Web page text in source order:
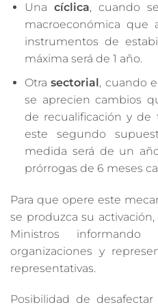
Una cíclica, cuando
macroeconómica que
instrumentos de
máxima será de 1 año.
Otrasectorial, cuando
se aprecien cambios
de recualificación y de
este segundo
medida será de un
prórrogas de 6 meses
Para que opere este
se produzca su
Ministros
organizaciones y
representativas.
Posibilidad de